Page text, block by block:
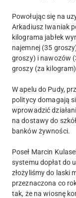
Powołując się na
Arkadiusz Iwaniak
kilograma jabłek
najemnej (35
groszy) i nawozów
groszy (za
W apelu do Pudy,
politycy domagają
wprowadzić
na dostawy do
banków żywności.
Poseł Marcin
systemu dopłat do
złożyliśmy do laski
przeznaczona co
tak, że na wiosnę